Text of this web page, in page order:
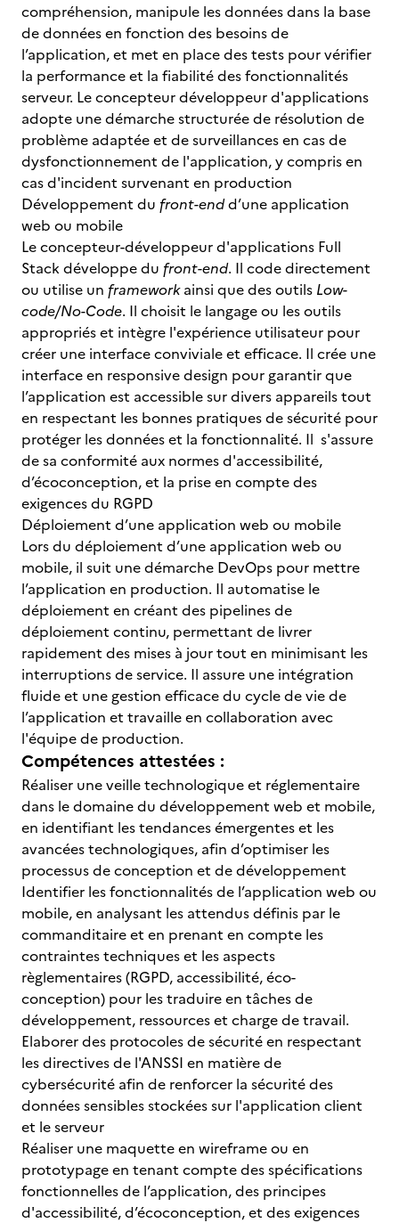
compréhension, manipule les données dans la base
de données en fonction des besoins de
l’application, et met en place des tests pour vérifier
la performance et la fiabilité des fonctionnalités
serveur. Le concepteur développeur d'applications
adopte une démarche structurée de résolution de
problème adaptée et de surveillances en cas de
dysfonctionnement de l'application, y compris en
cas d'incident survenant en production
Développement du front-endd’une application
web ou mobile
Le concepteur-développeur d'applications Full
Stack développe du front-end. Il code directement
ou utilise un frameworkainsi que des outils Low-
code/No-Code. Il choisit le langage ou les outils
appropriés et intègre l'expérience utilisateur pour
créer une interface conviviale et efficace. Il crée une
interface en responsive design pour garantir que
l’application est accessible sur divers appareils tout
en respectant les bonnes pratiques de sécurité pour
protéger les données et la fonctionnalité. Il s'assure
de sa conformité aux normes d'accessibilité,
d’écoconception, et la prise en compte des
exigences du RGPD
Déploiement d’une application web ou mobile
Lors du déploiement d’une application web ou
mobile, il suit une démarche DevOps pour mettre
l’application en production. Il automatise le
déploiement en créant des pipelines de
déploiement continu, permettant de livrer
rapidement des mises à jour tout en minimisant les
interruptions de service. Il assure une intégration
fluide et une gestion efficace du cycle de vie de
l’application et travaille en collaboration avec
l'équipe de production.
Compétences attestées :
Réaliser une veille technologique et réglementaire
dans le domaine du développement web et mobile,
en identifiant les tendances émergentes et les
avancées technologiques, afin d’optimiser les
processus de conception et de développement
Identifier les fonctionnalités de l’application web ou
mobile, en analysant les attendus définis par le
commanditaire et en prenant en compte les
contraintes techniques et les aspects
règlementaires (RGPD, accessibilité, éco-
conception) pour les traduire en tâches de
développement, ressources et charge de travail.
Elaborer des protocoles de sécurité en respectant
les directives de l'ANSSI en matière de
cybersécurité afin de renforcer la sécurité des
données sensibles stockées sur l'application client
et le serveur
Réaliser une maquette en wireframe ou en
prototypage en tenant compte des spécifications
fonctionnelles de l’application, des principes
d'accessibilité, d’écoconception, et des exigences